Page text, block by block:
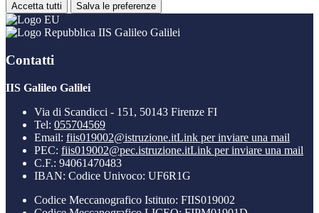
Accetta tutti Salva le preferenze
IIS Galileo Galilei
Contatti
IIS Galileo Galilei
Via di Scandicci - 151, 50143 Firenze FI
Tel: 055704569
Email: fiis019002@istruzione.itLink per inviare una mail
PEC: fiis019002@pec.istruzione.itLink per inviare una mail
C.F.: 94061470483
IBAN: Codice Univoco: UF6R1G
Codice Meccanografico Istituto: FIIS019002